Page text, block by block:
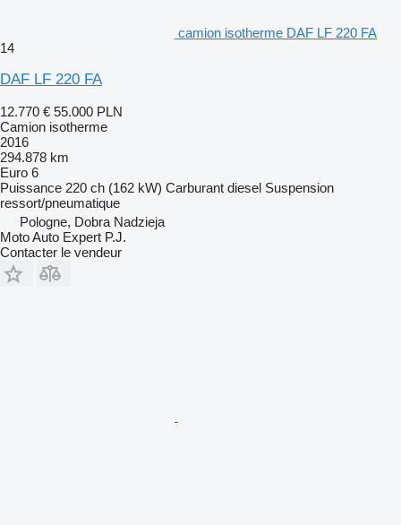
camion isotherme DAF LF 220 FA
14
DAF LF 220 FA
12.770 € 55.000 PLN
Camion isotherme
2016
294.878 km
Euro 6
Puissance 220 ch (162 kW) Carburant diesel Suspension
ressort/pneumatique
Pologne, Dobra Nadzieja
Moto Auto Expert P.J.
Contacter le vendeur